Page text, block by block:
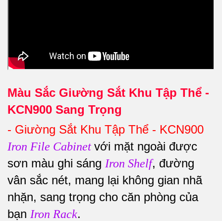
Màu Sắc Giường Sắt Khu Tập Thể -
KCN900 Sang Trọng
- Giường Sắt Khu Tập Thể - KCN900
Iron File Cabinet với mặt ngoài được
sơn màu ghi sáng Iron Shelf, đường
vân sắc nét, mang lại không gian nhã
nhặn, sang trọng cho căn phòng của
bạn Iron Rack.